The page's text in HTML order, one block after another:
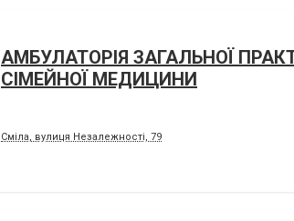
АМБУЛАТОРІЯ ЗАГАЛЬНОЇ
СІМЕЙНОЇ МЕДИЦИНИ
Сміла, вулиця Незалежності, 79